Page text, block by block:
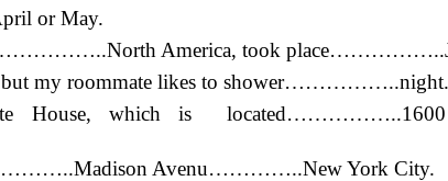
or May.
America, took
my roommate likes to shower……………..night.
House, which is located……………..1600
Avenu…………..New York City.